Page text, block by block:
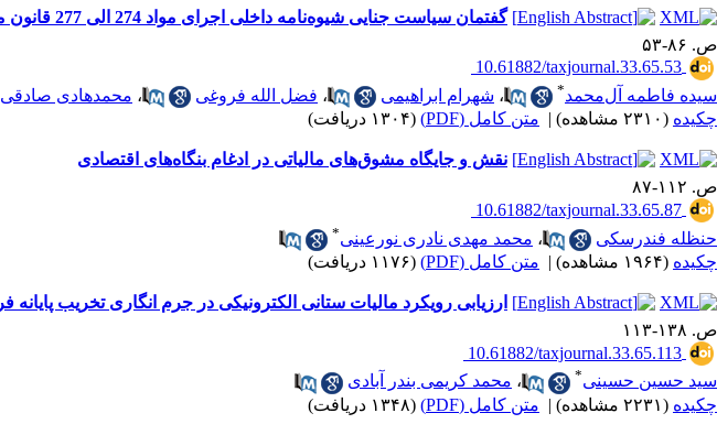
گفتمان سیاست جنایی شیوه‌نامه داخلی اجرای مواد 274 الی 277 قانون مالیات‌های مستقیم
ص. ۸۶-۵۳
‎ 10.61882/taxjournal.33.65.53
سیده فاطمه آل‌محمد* ، شهرام ابراهیمی ، فضل الله فروغی ، محمدهادی صادقی
چکیده (۲۳۱۰ مشاهده) | متن کامل (PDF) (۱۳۰۴ دریافت)
نقش و جایگاه مشوق‌های مالیاتی در ادغام بنگاه‌های اقتصادی
ص. ۱۱۲-۸۷
‎ 10.61882/taxjournal.33.65.87
حنظله فندرسکی
، محمد مهدی نادری نورعینی*
چکیده (۱۹۶۴ مشاهده) | متن کامل (PDF) (۱۱۷۶ دریافت)
ارزیابی رویکرد مالیات ستانی الکترونیکی در جرم انگاری تخریب
ص. ۱۳۸-۱۱۳
‎ 10.61882/taxjournal.33.65.113
سید حسین حسینی* ، محمد کریمی بندر آبادی
چکیده (۲۲۳۱ مشاهده) | متن کامل (PDF) (۱۳۴۸ دریافت)